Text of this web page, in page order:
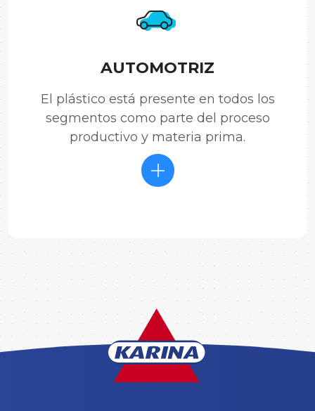
AUTOMOTRIZ
El plástico está presente en todos los
segmentos como parte del proceso
productivo y materia prima.